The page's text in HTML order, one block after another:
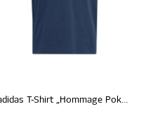
adidas T-Shirt „Hommage Pokalsieg 1976“